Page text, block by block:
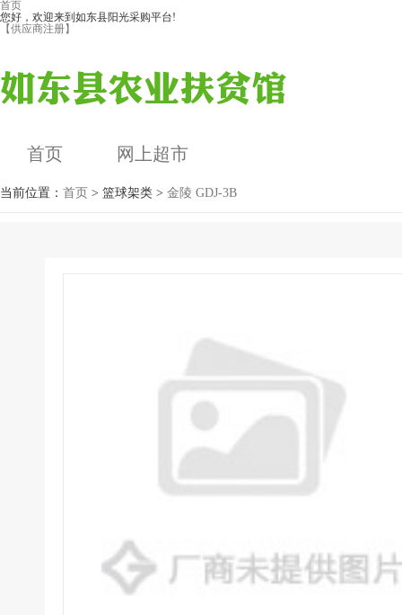
首页
您好，欢迎来到如东县阳光采购平台!
【供应商注册】
首页 网上超市
当前位置： 首页 > 篮球架类 > 金陵 GDJ-3B